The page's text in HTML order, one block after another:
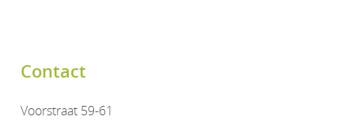
Contact
Voorstraat 59-61